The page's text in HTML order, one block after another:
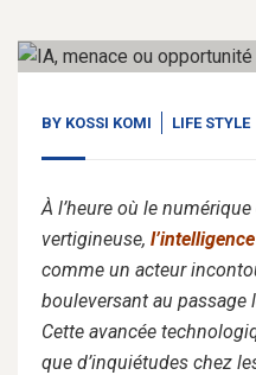
BY KOSSI KOMI LIFE STYLE
À l’heure où le
vertigineuse,
comme un acteur
bouleversant au passage
Cette avancée
que d’inquiétudes chez